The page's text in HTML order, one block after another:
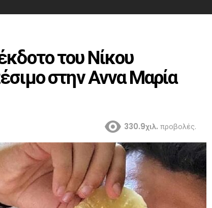
του Νίκου
στην Αννα Μαρία
330.9χιλ. προβολές.